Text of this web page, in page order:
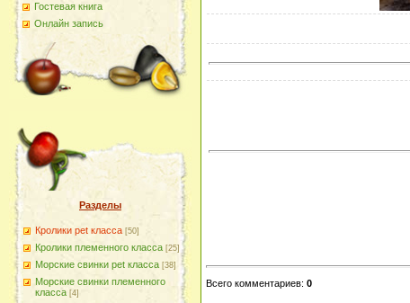
Гостевая книга
Онлайн запись
Разделы
Кролики pet класса [50]
Кролики племенного класса [25]
Морские свинки pet класса [38]
Морские свинки племенного
класса [4]
Всего комментариев: 0